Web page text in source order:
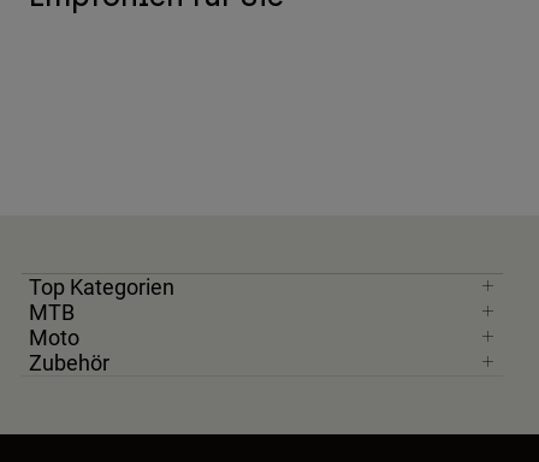
Top Kategorien
MTB
Moto
Zubehör